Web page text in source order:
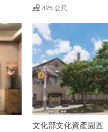
425 公尺
文化部文化資產園區